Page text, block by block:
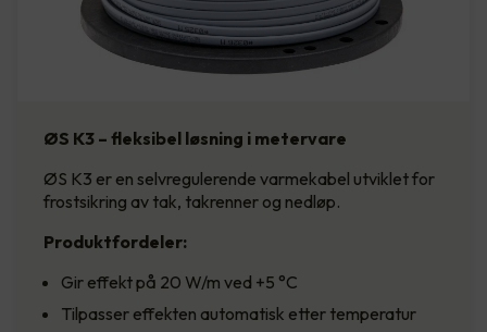
ØS K3 – fleksibel løsning i metervare
ØS K3 er en selvregulerende varmekabel utviklet for
frostsikring av tak, takrenner og nedløp.
Produktfordeler:
Gir effekt på 20 W/m ved +5 °C
Tilpasser effekten automatisk etter temperatur